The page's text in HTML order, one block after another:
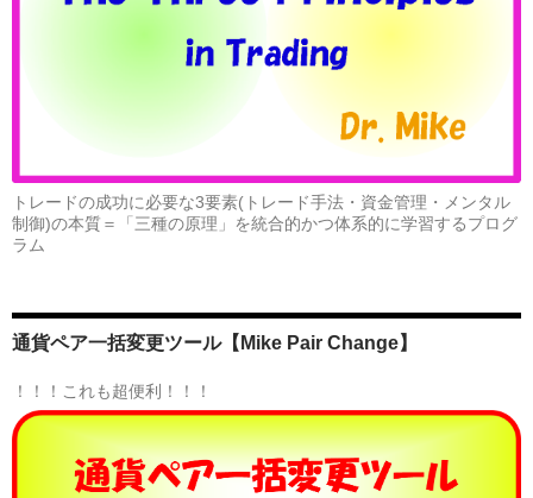
トレードの成功に必要な3要素(トレード手法・資金管理・メンタル
制御)の本質＝「三種の原理」を統合的かつ体系的に学習するプログ
ラム
通貨ペア一括変更ツール【Mike Pair Change】
！！！これも超便利！！！